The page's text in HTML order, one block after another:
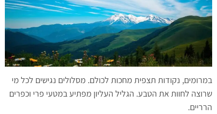
במרומים, נקודות תצפית מחכות לכולם. מסלולים נגישים לכל מי
שרוצה לחוות את הטבע. הגליל העליון מפתיע במטעי פרי וכפרים
הרריים.